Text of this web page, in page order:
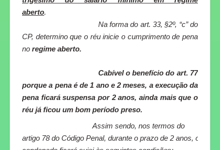
aberto.
Na forma do art. 33, §2º, “c” do
CP, determino que o réu inicie o cumprimento de pena
no regime aberto.
Cabível o benefício do art. 77
porque a pena é de 1 ano e 2 meses, a execução da
pena ficará suspensa por 2 anos, ainda mais que o
réu já ficou um bom período preso.
Assim sendo, nos termos do
artigo 78 do Código Penal, durante o prazo de 2 anos, o